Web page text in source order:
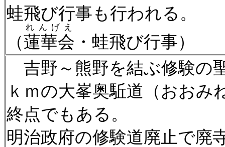
蛙飛び行事も行われる。
（蓮華会
れんげえ
・蛙飛び行事）
吉野～熊野を結ぶ修験の
ｋｍの大峯奥駈道（おお
終点でもある。
明治政府の修験道廃止で廃